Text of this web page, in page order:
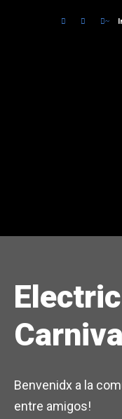
Benvenidx a la
entre amigos!